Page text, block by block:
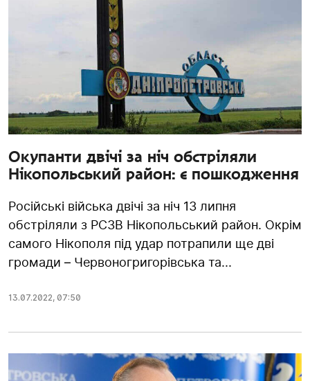
Окупанти двічі за ніч обстріляли
Нікопольський район: є пошкодження
Російські війська двічі за ніч 13 липня
обстріляли з РСЗВ Нікопольський район. Окрім
самого Нікополя під удар потрапили ще дві
громади – Червоногригорівська та...
13.07.2022, 07:50